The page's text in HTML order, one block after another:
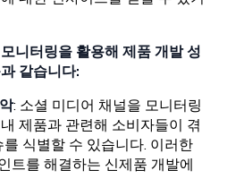
니터링을 활용해 제품 개발 성
같습니다:
: 소셜 미디어 채널을 모니터링
제품과 관련해 소비자들이 겪
식별할 수 있습니다. 이러한
트를 해결하는 신제품 개발에